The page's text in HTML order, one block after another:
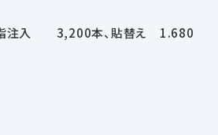
脂注入 3,200本、貼替え 1.680